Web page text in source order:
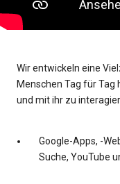
Wir entwickeln eine
Menschen Tag für Tag
und mit ihr zu
Google-Apps, -
Suche, YouTube